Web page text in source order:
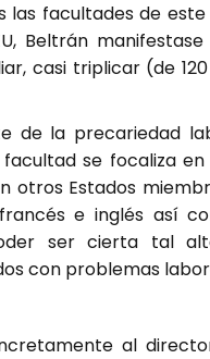
las facultades de
Beltrán
casi triplicar (de
de la precariedad
se focaliza
Estados
e inglés así
ser cierta tal
con problemas
al